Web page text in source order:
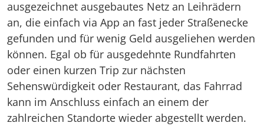
ausgezeichnet ausgebautes Netz an Leihrädern
an, die einfach via App an fast jeder Straßenecke
gefunden und für wenig Geld ausgeliehen werden
können. Egal ob für ausgedehnte Rundfahrten
oder einen kurzen Trip zur nächsten
Sehenswürdigkeit oder Restaurant, das Fahrrad
kann im Anschluss einfach an einem der
zahlreichen Standorte wieder abgestellt werden.